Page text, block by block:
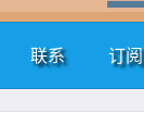
联系 订阅